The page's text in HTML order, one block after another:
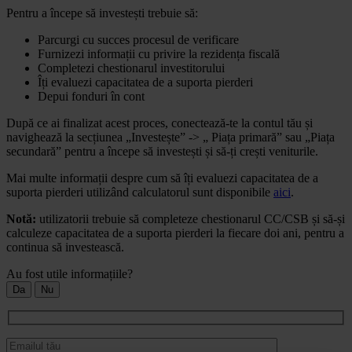
Pentru a începe să investești trebuie să:
Parcurgi cu succes procesul de verificare
Furnizezi informații cu privire la rezidența fiscală
Completezi chestionarul investitorului
Îți evaluezi capacitatea de a suporta pierderi
Depui fonduri în cont
După ce ai finalizat acest proces, conectează-te la contul tău și
navighează la secțiunea „Investește” -> „ Piața primară” sau „Piața
secundară” pentru a începe să investești și să-ți crești veniturile.
Mai multe informații despre cum să îți evaluezi capacitatea de a
suporta pierderi utilizând calculatorul sunt disponibile aici.
Notă: utilizatorii trebuie să completeze chestionarul CC/CSB și să-și
calculeze capacitatea de a suporta pierderi la fiecare doi ani, pentru a
continua să investească.
Au fost utile informațiile?
Da Nu